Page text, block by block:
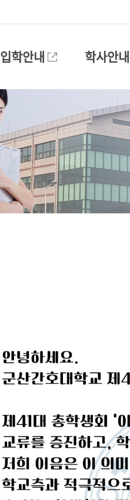
입학안내 학사안내